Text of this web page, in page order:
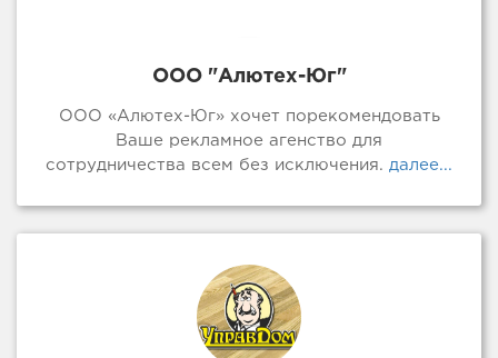
ООО "Алютех-Юг"
ООО «Алютех-Юг» хочет порекомендовать
Ваше рекламное агенство для
сотрудничества всем без исключения. далее...